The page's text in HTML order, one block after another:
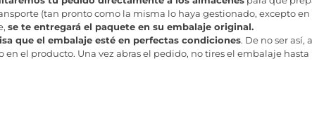
(tan pronto como la misma lo haya gestionado, excepto en
se te entregará el paquete en su embalaje original.
que el embalaje esté en perfectas condiciones. De no ser así,
el producto. Una vez abras el pedido, no tires el embalaje